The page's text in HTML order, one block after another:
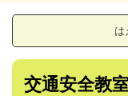
は
本
交通安全教